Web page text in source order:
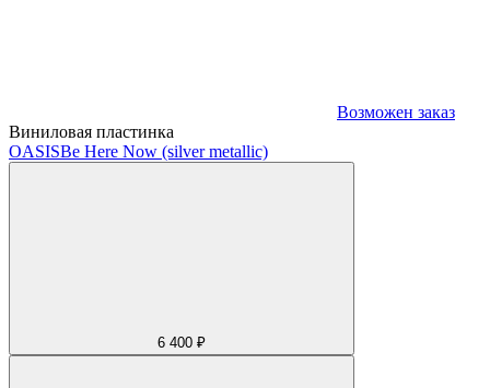
Возможен заказ
Виниловая пластинка
OASISBe Here Now (silver metallic)
6 400 ₽